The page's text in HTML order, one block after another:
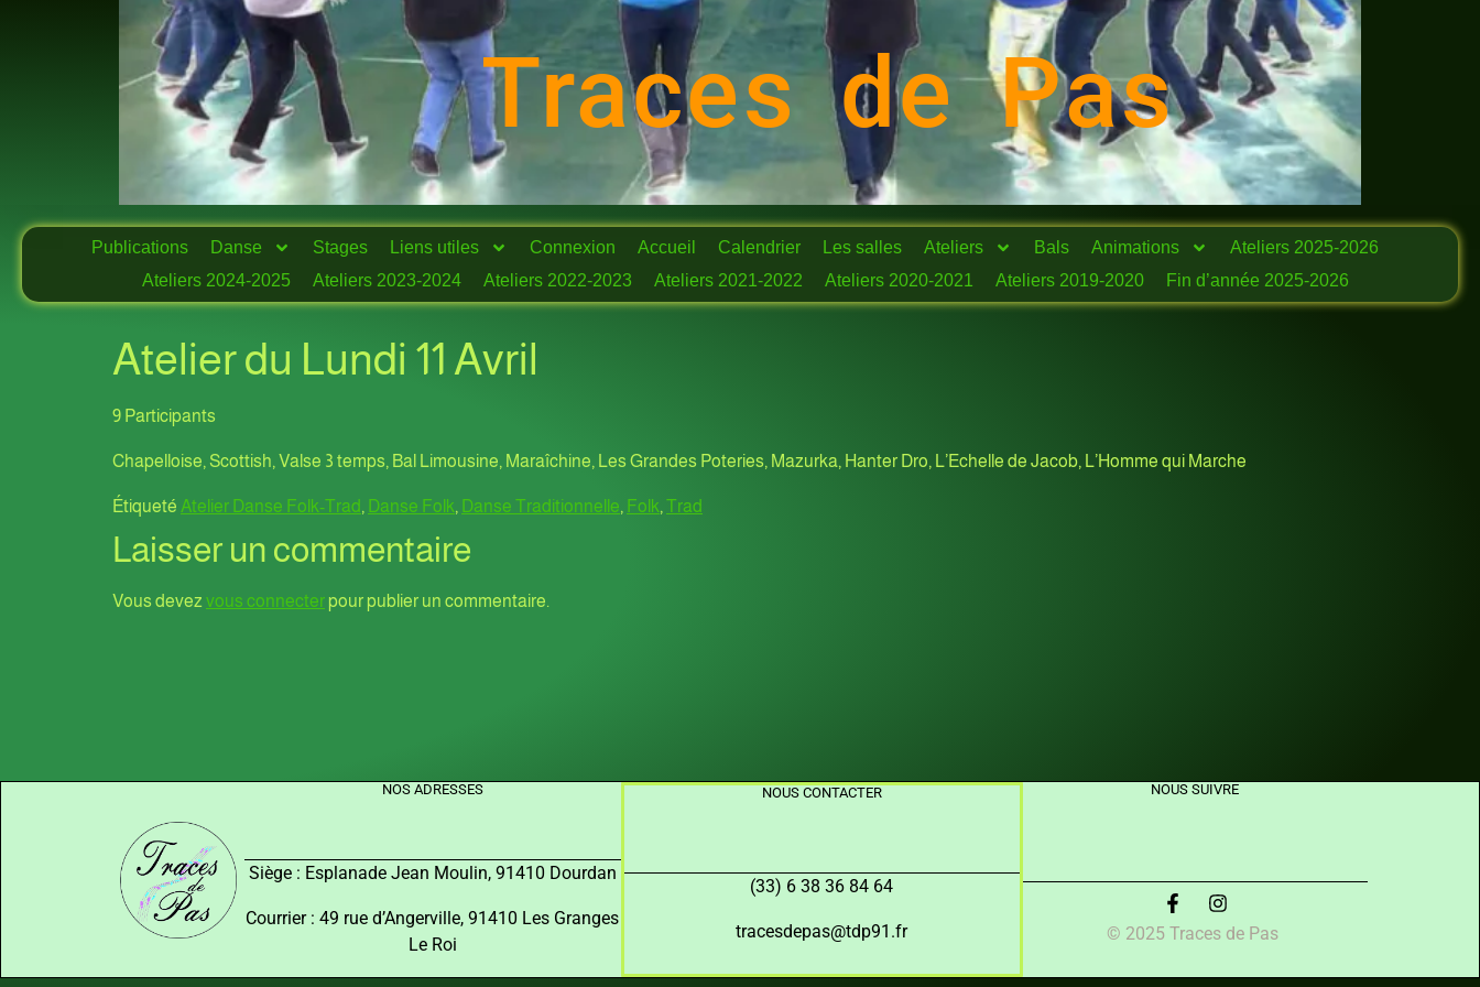
Traces de Pas
Publications Danse Stages Liens utiles Connexion Accueil Calendrier Les salles Ateliers Bals Animations
Ateliers 2025-2026
Ateliers 2024-2025
Ateliers 2023-2024 Ateliers 2022-2023 Ateliers 2021-2022 Ateliers 2020-2021 Ateliers 2019-2020 Fin d’année 2025-2026
Atelier du Lundi 11 Avril
9 Participants
Chapelloise, Scottish, Valse 3 temps, Bal Limousine, Maraîchine, Les Grandes Poteries, Mazurka, Hanter Dro, L’Echelle de Jacob, L’Homme qui Marche
Étiqueté Atelier Danse Folk-Trad, Danse Folk, Danse Traditionnelle, Folk, Trad
Laisser un commentaire
Vous devez vous connecter pour publier un commentaire.
NOS ADRESSES
Siège : Esplanade Jean Moulin, 91410 Dourdan
Courrier : 49 rue d’Angerville, 91410 Les Granges
Le Roi
NOUS CONTACTER
(33) 6 38 36 84 64
tracesdepas@tdp91.fr
NOUS SUIVRE
© 2025 Traces de Pas